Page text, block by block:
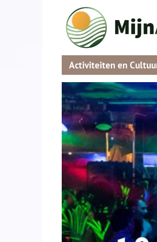
Activiteiten en